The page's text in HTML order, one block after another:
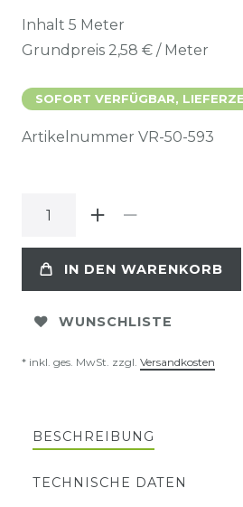
Inhalt 5 Meter
Grundpreis 2,58 € / Meter
SOFORT VERFÜGBAR,
Artikelnummer VR-50-593
IN DEN WARENKORB
WUNSCHLISTE
* inkl. ges. MwSt. zzgl. Versandkosten
BESCHREIBUNG
TECHNISCHE DATEN